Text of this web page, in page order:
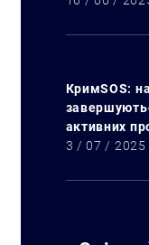
КримSOS:
активних
3 / 07 / 2025